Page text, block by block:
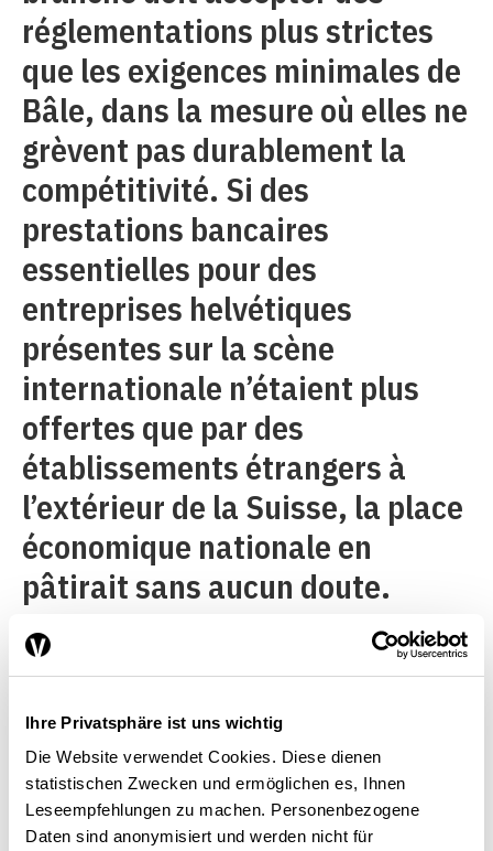
Ihre Privatsphäre ist uns wichtig
Die Website verwendet Cookies. Diese dienen
statistischen Zwecken und ermöglichen es, Ihnen
Leseempfehlungen zu machen. Personenbezogene
Daten sind anonymisiert und werden nicht für
réglementations plus strictes
que les exigences minimales de
Bâle, dans la mesure où elles ne
grèvent pas durablement la
compétitivité. Si des
prestations bancaires
essentielles pour des
entreprises helvétiques
présentes sur la scène
internationale n’étaient plus
offertes que par des
établissements étrangers à
l’extérieur de la Suisse, la place
économique nationale en
pâtirait sans aucun doute.
pour toutes les entreprises